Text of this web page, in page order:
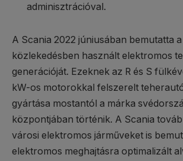
adminisztrációval.
A Scania 2022 júniusában bemutatta
közlekedésben használt elektromos
generációját. Ezeknek az R és S
kW-os motorokkal felszerelt
gyártása mostantól a márka
központjában történik. A Scania
városi elektromos járműveket is
elektromos meghajtásra optimalizált